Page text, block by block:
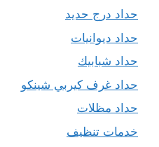
حداد درج حديد
حداد ديوانيات
حداد شبابيك
حداد غرف كيربي شينكو
حداد مظلات
خدمات تنظيف